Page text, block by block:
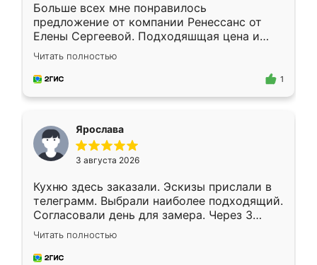
Больше всех мне понравилось
предложение от компании Ренессанс от
Елены Сергеевой. Подходяшщая цена и
короткие сроки изготовления. Приехавший
для замера сотрудник Владислав
предложил по моему эскизу самый
Читать полностью
1
Ярослава
3 августа 2026
Кухню здесь заказали. Эскизы прислали в
телеграмм. Выбрали наиболее подходящий.
Согласовали день для замера. Через 3
недели кухня была уже готова. Остались
довольны работой. Спасибо Ренессанс
мебель за качественную работу!
Читать полностью